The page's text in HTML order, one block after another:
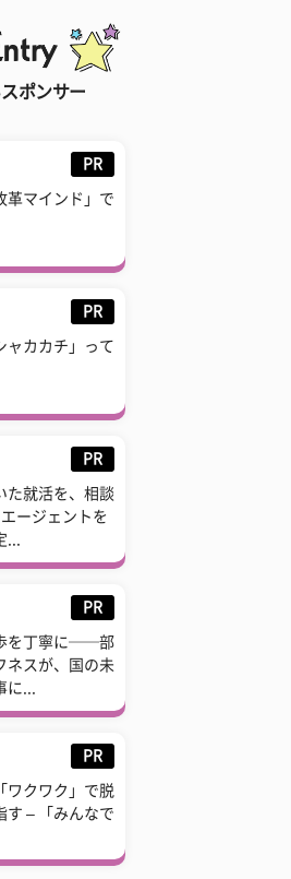
ポンサー
PR
革マインド」で
PR
ャカカチ」って
PR
た就活を、相談
ージェントを
PR
を丁寧に──部
ネスが、国の未
...
PR
ワクワク」で脱
す – 「みんなで